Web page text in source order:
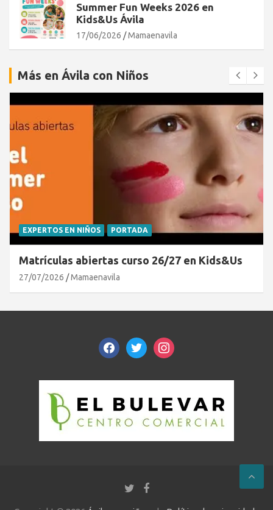
Summer Fun Weeks 2026 en
Kids&Us Ávila
17/06/2026 Mamaenavila
Más en Ávila con Niños
EXPERTOS EN NIÑOS PORTADA
Matrículas abiertas curso 26/27 en Kids&Us
27/07/2026 Mamaenavila
facebooktwitterinstagram